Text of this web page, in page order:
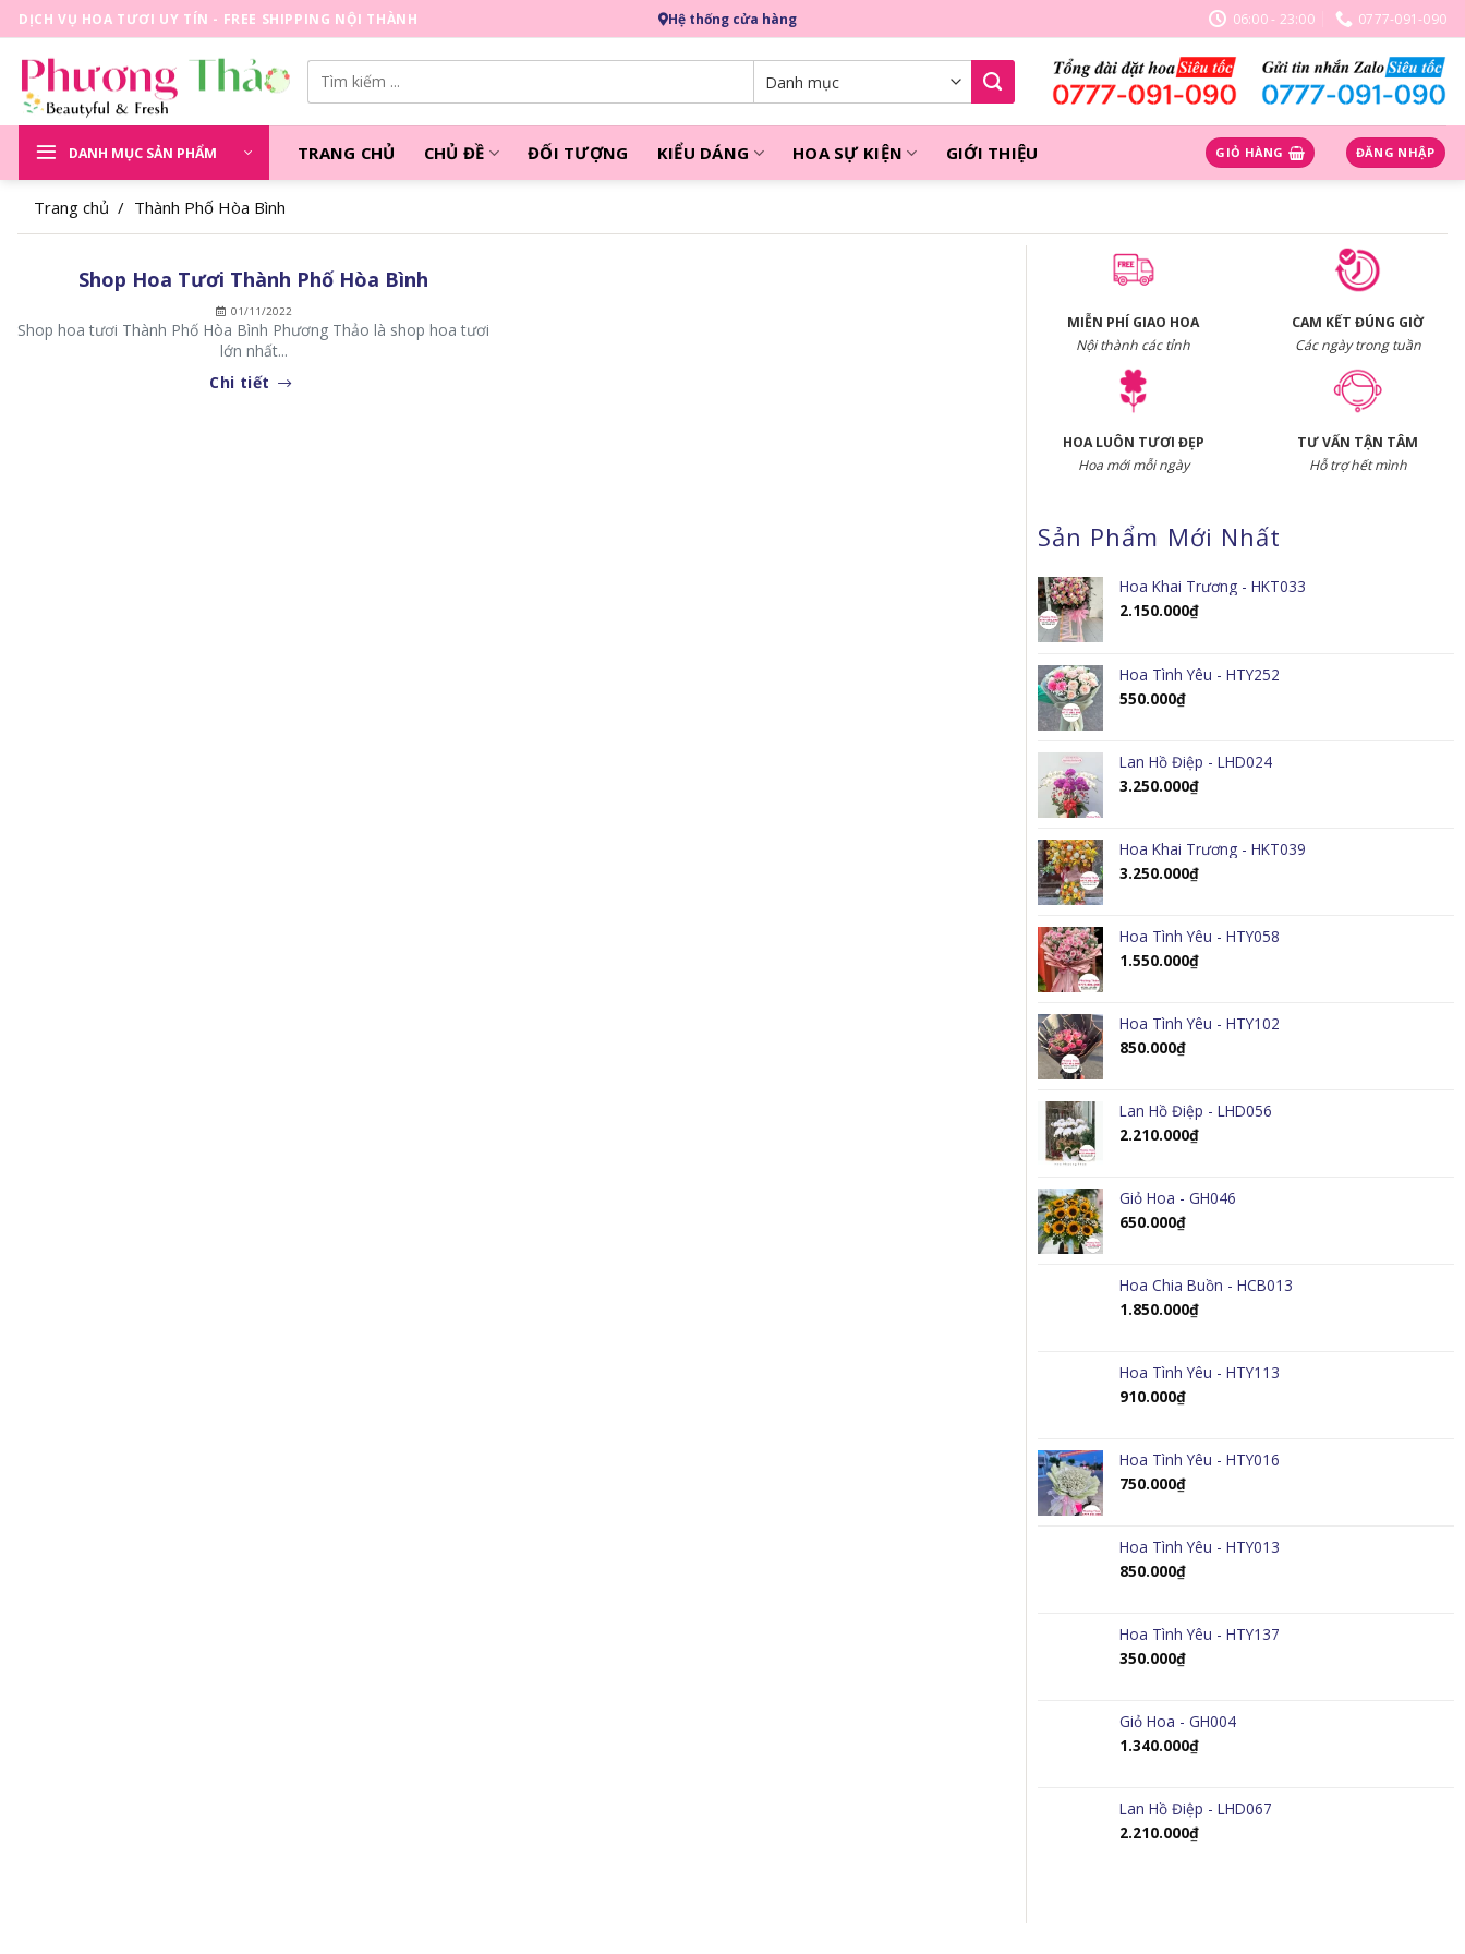
Skip
to
content
DỊCH VỤ HOA TƯƠI UY TÍN - FREE SHIPPING NỘI THÀNH Hệ thống cửa hàng 06:00 - 23:00 0777-091-090
kiếm:
DANH MỤC SẢN PHẨM TRANG CHỦ CHỦ ĐỀ ĐỐI TƯỢNG KIỂU DÁNG HOA SỰ KIỆN GIỚI THIỆU GIỎ HÀNG ĐĂNG NHẬP
Trang chủ / Thành Phố Hòa Bình
Shop Hoa Tươi Thành Phố Hòa Bình
01/11/2022
Shop hoa tươi Thành Phố Hòa Bình Phương Thảo là shop hoa tươi
lớn nhất...
Chi tiết
MIỄN PHÍ GIAO HOA
Nội thành các tỉnh
CAM KẾT ĐÚNG GIỜ
Các ngày trong tuần
HOA LUÔN TƯƠI ĐẸP
Hoa mới mỗi ngày
TƯ VẤN TẬN TÂM
Hỗ trợ hết mình
Sản Phẩm Mới Nhất
Hoa Khai Trương - HKT033
2.150.000₫
Hoa Tình Yêu - HTY252
550.000₫
Lan Hồ Điệp - LHD024
3.250.000₫
Hoa Khai Trương - HKT039
3.250.000₫
Hoa Tình Yêu - HTY058
1.550.000₫
Hoa Tình Yêu - HTY102
850.000₫
Lan Hồ Điệp - LHD056
2.210.000₫
Giỏ Hoa - GH046
650.000₫
Hoa Chia Buồn - HCB013
1.850.000₫
Hoa Tình Yêu - HTY113
910.000₫
Hoa Tình Yêu - HTY016
750.000₫
Hoa Tình Yêu - HTY013
850.000₫
Hoa Tình Yêu - HTY137
350.000₫
Giỏ Hoa - GH004
1.340.000₫
Lan Hồ Điệp - LHD067
2.210.000₫